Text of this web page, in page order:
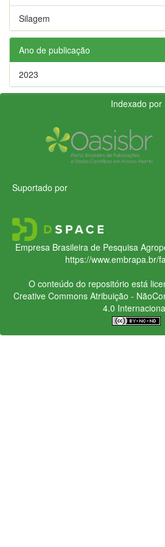
Silagem
Ano de publicação
2023
Indexado por
Suportado por
Empresa Brasileira de Pesquisa
https://www.embrapa.br/
O conteúdo do repositório está
Creative CommonsAtribuição -
4.0